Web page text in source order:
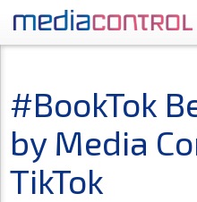
#BookTok
by Media
TikTok